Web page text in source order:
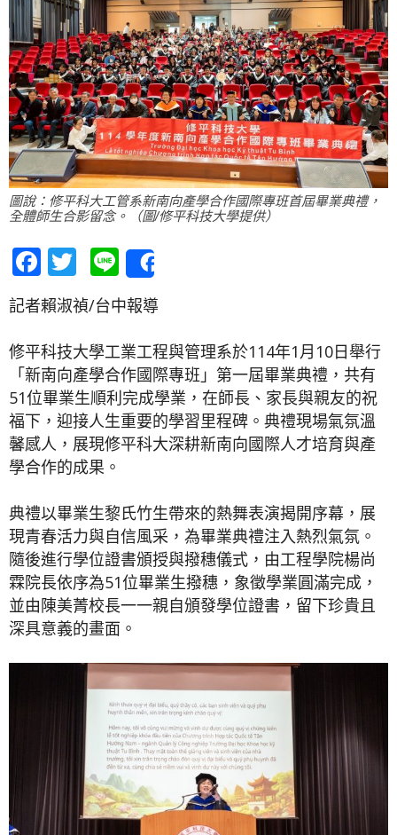
圖說：修平科大工管系新南向產學合作國際專班首屆畢業典禮，
全體師生合影留念。（圖/修平科技大學提供）
Facebook
Twitter
Line
記者賴淑禎/台中報導
修平科技大學工業工程與管理系於114年1月10日舉行
「新南向產學合作國際專班」第一屆畢業典禮，共有
51位畢業生順利完成學業，在師長、家長與親友的祝
福下，迎接人生重要的學習里程碑。典禮現場氣氛溫
馨感人，展現修平科大深耕新南向國際人才培育與產
學合作的成果。
典禮以畢業生黎氏竹生帶來的熱舞表演揭開序幕，展
現青春活力與自信風采，為畢業典禮注入熱烈氣氛。
隨後進行學位證書頒授與撥穗儀式，由工程學院楊尚
霖院長依序為51位畢業生撥穗，象徵學業圓滿完成，
並由陳美菁校長一一親自頒發學位證書，留下珍貴且
深具意義的畫面。